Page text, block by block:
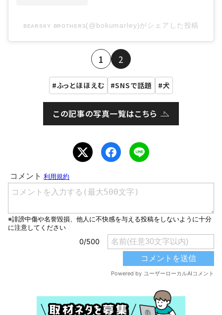
ʙᴇᴀʀsᴋʏ ʙʀᴏᴛʜᴇʀs(@bokumarley)がシェアした投稿
1 2
ふっとほほえむ SNSで話題 犬
この記事の写真一覧はこちら